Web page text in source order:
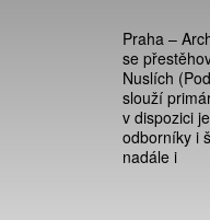
Praha –
se
Nuslích
slouží
v dispozici
odborníky i
nadále i